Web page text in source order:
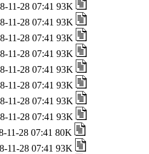
11-28 07:41 93K
11-28 07:41 93K
11-28 07:41 93K
11-28 07:41 93K
11-28 07:41 93K
11-28 07:41 93K
11-28 07:41 93K
11-28 07:41 93K
11-28 07:41 80K
11-28 07:41 93K